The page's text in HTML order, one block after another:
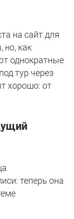
на сайт для
но, как
однократные
тур через
хорошо: от
теперь она